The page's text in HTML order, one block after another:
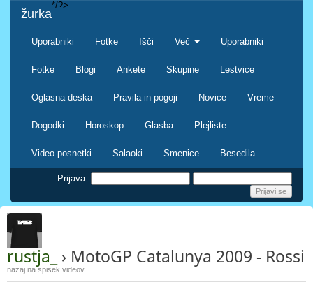
žurka
Uporabniki Fotke Išči Več Uporabniki
Fotke Blogi Ankete Skupine Lestvice
Oglasna deska Pravila in pogoji Novice Vreme
Dogodki Horoskop Glasba Plejliste
Video posnetki Salaoki Smenice Besedila
*/?>
Prijava:
rustja_ › MotoGP Catalunya 2009 - Rossi
nazaj na spisek videov